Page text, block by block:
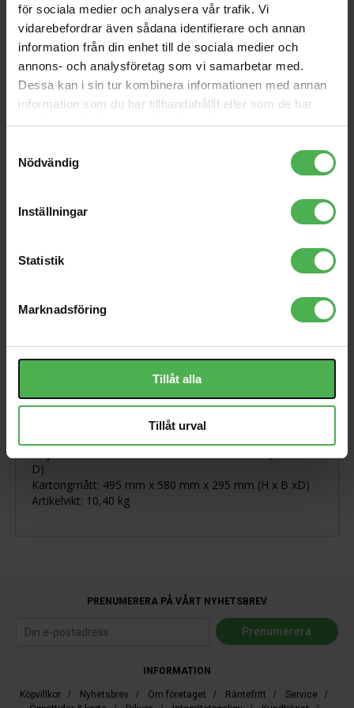
för sociala medier och analysera vår trafik. Vi
vidarebefordrar även sådana identifierare och annan
information från din enhet till de sociala medier och
annons- och analysföretag som vi samarbetar med.
Dessa kan i sin tur kombinera informationen med annan
information som du har tillhandahållit eller som de har
samlat in när du har använt deras tjänster.
Nödvändig
Inställningar
Statistik
Marknadsföring
Tillåt alla
Tillåt urval
PAR-30 230V SMD 11W E-
27 LED red
245 kr
Damper Set EDZ20
LP-Protection Cover
299 kr
1x6.3mm Ma > 1x6.3mm
65 kr
55 kr
Idealisk partner för ett litet rörhuvud
Vintage Boutique Design
D)
Kartongmått: 495 mm x 580 mm x 295 mm (H x B xD)
Artikelvikt: 10,40 kg
PRENUMERERA PÅ VÅRT NYHETSBREV
INFORMATION
Köpvillkor / Nyhetsbrev / Om företaget / Räntefritt / Service /